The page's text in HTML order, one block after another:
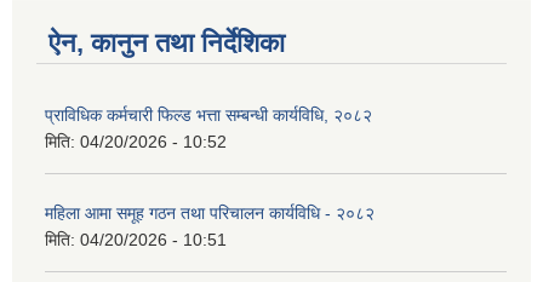
ऐन, कानुन तथा निर्देशिका
प्राविधिक कर्मचारी फिल्ड भत्ता सम्बन्धी कार्यविधि, २०८२
मिति: 04/20/2026 - 10:52
महिला आमा समूह गठन तथा परिचालन कार्यविधि - २०८२
मिति: 04/20/2026 - 10:51